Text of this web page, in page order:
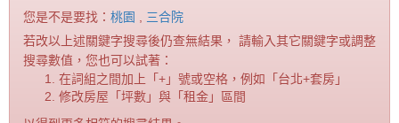
您是不是要找： 桃園 , 三合院
若改以上述關鍵字搜尋後仍查無結果， 請輸入其它關鍵字或調整
搜尋數值，您也可以試著：
在詞組之間加上「+」號或空格，例如「台北+套房」
修改房屋「坪數」與「租金」區間